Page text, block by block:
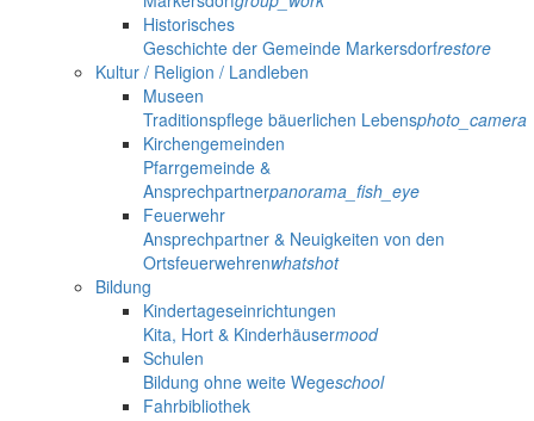
Historisches
Geschichte der Gemeinde Markersdorfrestore
Kultur / Religion / Landleben
Museen
Traditionspflege bäuerlichen Lebensphoto_camera
Kirchengemeinden
Pfarrgemeinde &
Ansprechpartnerpanorama_fish_eye
Feuerwehr
Ansprechpartner & Neuigkeiten von den
Ortsfeuerwehrenwhatshot
Bildung
Kindertageseinrichtungen
Kita, Hort & Kinderhäusermood
Schulen
Bildung ohne weite Wegeschool
Fahrbibliothek